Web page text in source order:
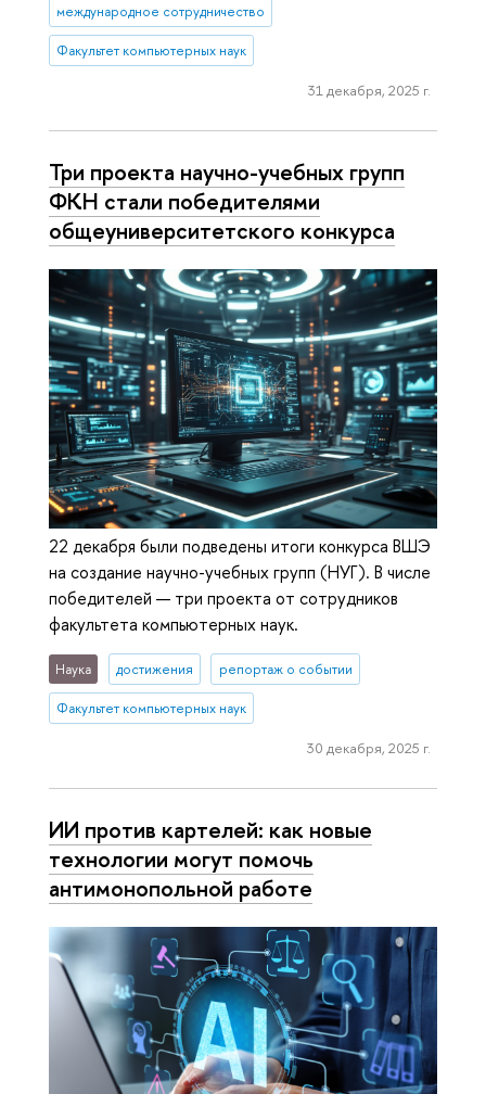
международное сотрудничество
Факультет компьютерных наук
31 декабря, 2025 г.
Три проекта научно-учебных групп
ФКН стали победителями
общеуниверситетского конкурса
22 декабря были подведены итоги конкурса ВШЭ
на создание научно-учебных групп (НУГ). В числе
победителей — три проекта от сотрудников
факультета компьютерных наук.
Наука достижения репортаж о событии
Факультет компьютерных наук
30 декабря, 2025 г.
ИИ против картелей: как новые
технологии могут помочь
антимонопольной работе